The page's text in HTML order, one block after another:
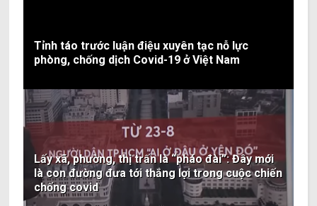
Tỉnh táo trước luận điệu xuyên tạc nỗ lực
phòng, chống dịch Covid-19 ở Việt Nam
Lấy xã, phường, thị trấn là “pháo đài”: Đây mới
là con đường đưa tới thắng lợi trong cuộc chiến
chống covid